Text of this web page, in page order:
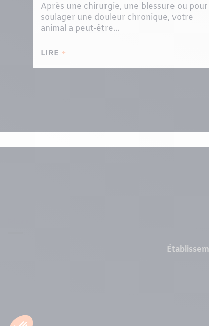
Après une chirurgie, une blessure ou pour
soulager une douleur chronique, votre
animal a peut-être...
LIRE